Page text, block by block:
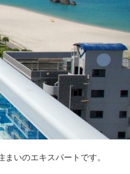
いのエキスパートです。